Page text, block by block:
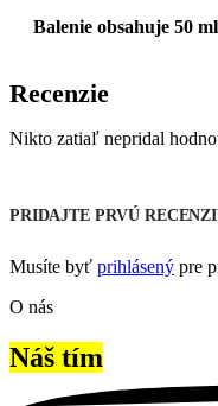
Balenie obsahuje 50
Recenzie
Nikto zatiaľ nepridal
PRIDAJTE PRVÚ
Musíte byť prihlásený pre
O nás
Náš tím